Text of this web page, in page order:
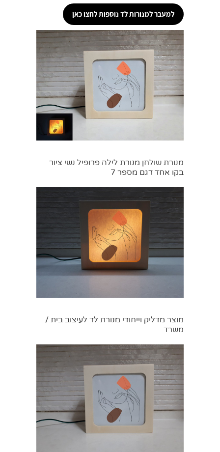
למעבר למנורות לד נוספות לחצו כאן
מנורת שולחן מנורת לילה פרופיל נשי ציור
בקו אחד דגם מספר 7
מוצר מדליק וייחודי מנורת לד לעיצוב בית /
משרד